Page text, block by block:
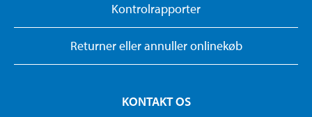
Kontrolrapporter
Returner eller annuller onlinekøb
KONTAKT OS